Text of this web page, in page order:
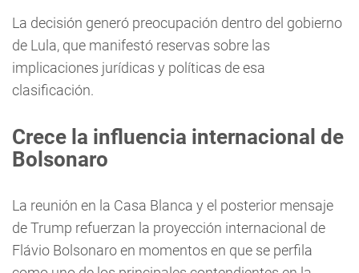
La decisión generó preocupación dentro del gobierno
de Lula, que manifestó reservas sobre las
implicaciones jurídicas y políticas de esa
clasificación.
Crece la influencia internacional de
Bolsonaro
La reunión en la Casa Blanca y el posterior mensaje
de Trump refuerzan la proyección internacional de
Flávio Bolsonaro en momentos en que se perfila